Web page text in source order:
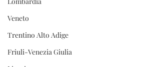
Veneto
Trentino Alto Adige
Friuli-Venezia Giulia